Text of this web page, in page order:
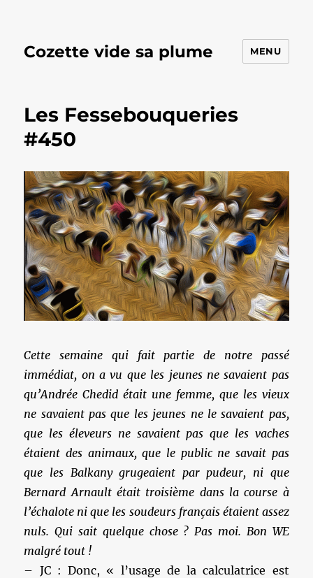
Cozette vide sa plume MENU
Les Fessebouqueries
#450
Cette semaine qui fait partie de notre passé
immédiat, on a vu que les jeunes ne savaient pas
qu’Andrée Chedid était une femme, que les vieux
ne savaient pas que les jeunes ne le savaient pas,
que les éleveurs ne savaient pas que les vaches
étaient des animaux, que le public ne savait pas
que les Balkany grugeaient par pudeur, ni que
Bernard Arnault était troisième dans la course à
l’échalote ni que les soudeurs français étaient assez
nuls. Qui sait quelque chose ? Pas moi. Bon WE
malgré tout !
– JC : Donc, « l’usage de la calculatrice est